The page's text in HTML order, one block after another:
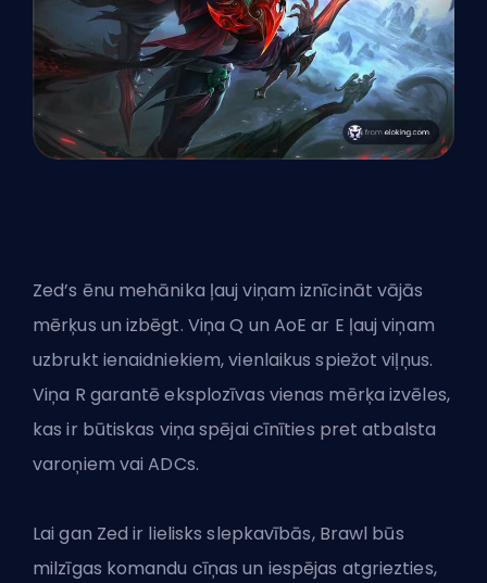
Zed’s ēnu mehānika ļauj viņam iznīcināt vājās
mērķus un izbēgt. Viņa Q un AoE ar E ļauj viņam
uzbrukt ienaidniekiem, vienlaikus spiežot viļņus.
Viņa R garantē eksplozīvas vienas mērķa izvēles,
kas ir būtiskas viņa spējai cīnīties pret atbalsta
varoņiem vaiADCs.
Lai gan Zed ir lielisks slepkavībās, Brawl būs
milzīgas komandu cīņas un iespējas atgriezties,